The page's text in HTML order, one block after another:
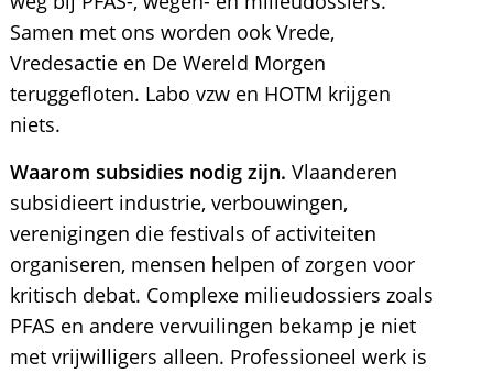
Samen met ons worden ook Vrede,
Vredesactie en De Wereld Morgen
teruggefloten. Labo vzw en HOTM krijgen
niets.
Waarom subsidies nodig zijn. Vlaanderen
subsidieert industrie, verbouwingen,
verenigingen die festivals of activiteiten
organiseren, mensen helpen of zorgen voor
kritisch debat. Complexe milieudossiers zoals
PFAS en andere vervuilingen bekamp je niet
met vrijwilligers alleen. Professioneel werk is